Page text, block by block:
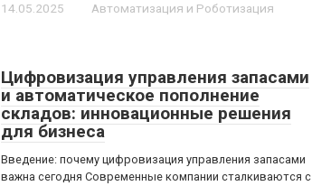
14.05.2025 Автоматизация и Роботизация
Цифровизация управления запасами
и автоматическое пополнение
складов: инновационные решения
для бизнеса
Введение: почему цифровизация управления запасами
важна сегодня Современные компании сталкиваются с